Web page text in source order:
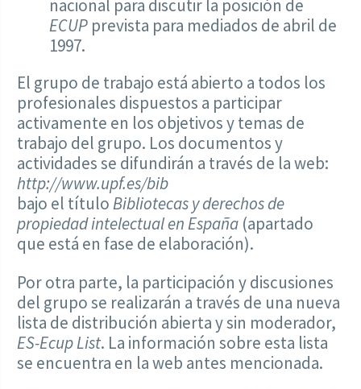
nacional para discutir la posición de
ECUP prevista para mediados de abril de
1997.
El grupo de trabajo está abierto a todos los
profesionales dispuestos a participar
activamente en los objetivos y temas de
trabajo del grupo. Los documentos y
actividades se difundirán a través de la web:
http://www.upf.es/bib
bajo el títuloBibliotecas y derechos de
propiedad intelectualen España (apartado
que está en fase de elaboración).
Por otra parte, la participación y discusiones
del grupo se realizarán a través de una nueva
lista de distribución abierta y sin moderador,
ES-Ecup List. La información sobre esta lista
se encuentra en la web antes mencionada.